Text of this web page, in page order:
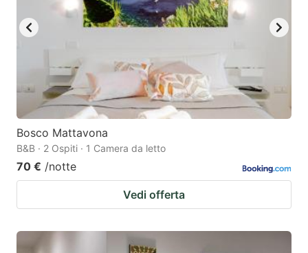
Bosco Mattavona
B&B · 2 Ospiti · 1 Camera da letto
70 € /notte
Vedi offerta